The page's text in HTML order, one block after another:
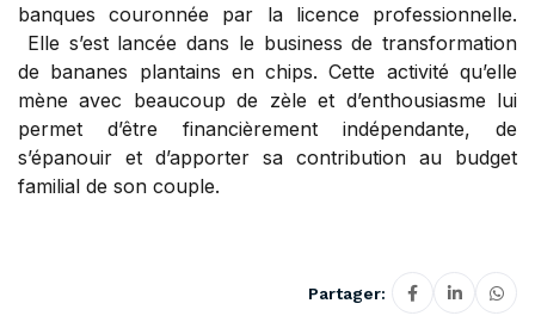
banques couronnée par la licence professionnelle.
Elle s’est lancée dans le business de transformation
de bananes plantains en chips. Cette activité qu’elle
mène avec beaucoup de zèle et d’enthousiasme lui
permet d’être financièrement indépendante, de
s’épanouir et d’apporter sa contribution au budget
familial de son couple.
Partager: